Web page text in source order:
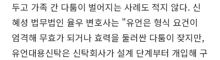
두고 가족 간 다툼이 벌어지는 사례도 적지 않다. 신
혜성 법무법인 율우 변호사는 "유언은 형식 요건이
엄격해 무효가 되거나 효력을 둘러싼 다툼이 잦지만,
유언대용신탁은 신탁회사가 설계 단계부터 개입해 구